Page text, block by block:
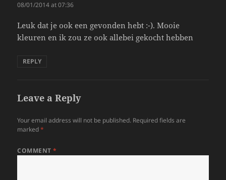
08/01/2014 at 07:36
Leuk dat je ook een gevonden hebt :-). Mooie
kleuren en ik zou ze ook allebei gekocht hebben
REPLY
Leave a Reply
Your email address will not be published. Required fields are
marked*
COMMENT*